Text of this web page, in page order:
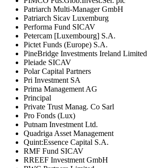
Patriarch Multi-Manager GmbH
Patriarch Sicav Luxemburg
Performa Fund SICAV
Petercam [Luxembourg] S.A.
Pictet Funds (Europe) S.A.
PineBridge Investments Ireland Limited
Pleiade SICAV
Polar Capital Partners
Pri Investment SA
Prima Management AG
Principal
Private Trust Manag. Co Sarl
Pro Fonds (Lux)
Putnam Investment Ltd.
Quadriga Asset Management
Quint:Essence Capital S.A.
RMF Fund SICAV
RREEF Investment GmbH